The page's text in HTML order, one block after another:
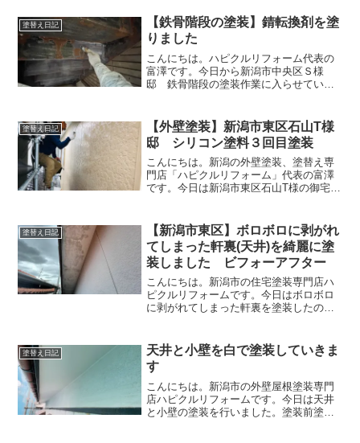
塗替え日記
【鉄骨階段の塗装】錆転換剤を塗
りました
こんにちは。ハピクルリフォーム代表の
富澤です。今日から新潟市中央区Ｓ様
邸 鉄骨階段の塗装作業に入らせていた
の鉄骨階段は錆がけっこう進んでいま
す。階段裏は錆びていますね。...
塗替え日記
【外壁塗装】新潟市東区石山T様
邸 シリコン塗料３回目塗装
こんにちは。新潟の外壁塗装、塗替え専
門店「ハピクルリフォーム」代表の富澤
です。今日は新潟市東区石山T様の御宅の
せたので今日は上塗りを行なっていきま
す。前日の中塗りの様子...
塗替え日記
【新潟市東区】ボロボロに剥がれ
てしまった軒裏(天井)を綺麗に塗
装しました ビフォーアフター
こんにちは。新潟市の住宅塗装専門店ハ
ピクルリフォームです。今日はボロボロ
に剥がれてしまった軒裏を塗装したので
場合があります。雨風を受けて傷んでし
まう場合もありますし、密...
塗替え日記
天井と小壁を白で塗装していきま
す
こんにちは。新潟市の外壁屋根塗装専門
店ハピクルリフォームです。今日は天井
と小壁の塗装を行いました。塗装前塗装